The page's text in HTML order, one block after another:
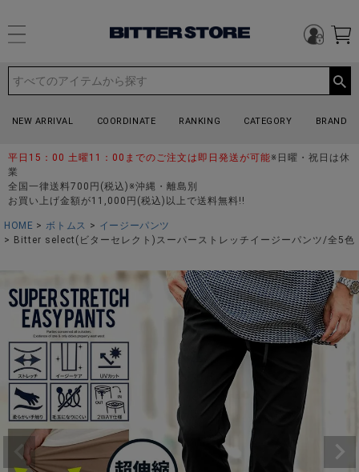
NEW ARRIVAL COORDINATE RANKING CATEGORY BRAND
平日15：00 土曜11：00までのご注文は即日発送が可能※日曜・祝日は休
業
全国一律送料700円(税込)※沖縄・離島別
お買い上げ金額が11,000円(税込)以上で送料無料!!
HOME ボトムス
イージーパンツ
Bitter select(ビターセレクト)スーパーストレッチイージーパンツ/全5色